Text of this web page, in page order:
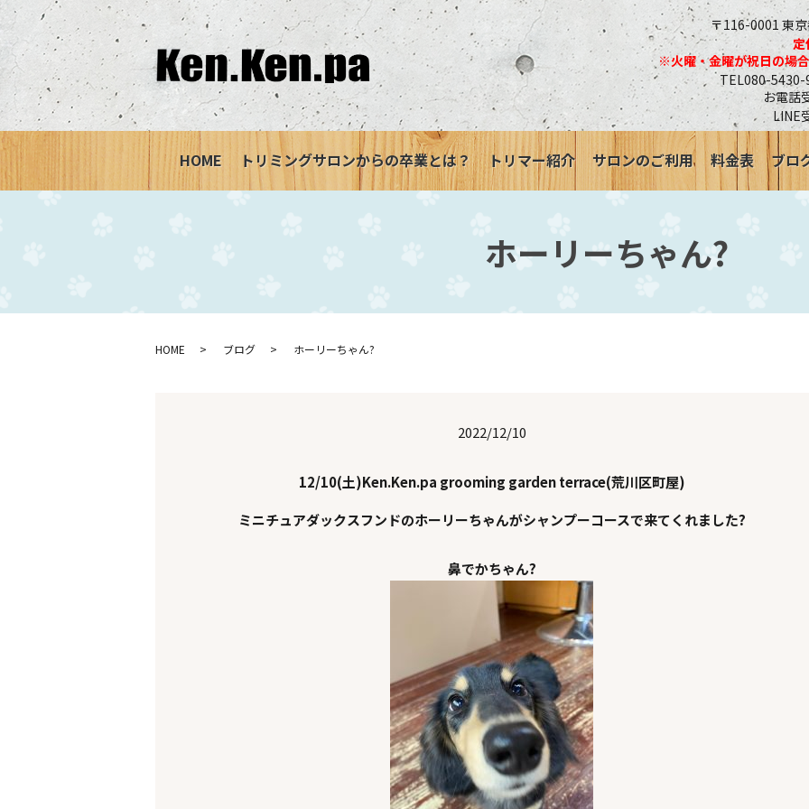
〒116-0001 東
定
※火曜・金曜が祝日の場
TEL080-5430-
お電話
LINE
HOME トリミングサロンからの卒業とは？ トリマー紹介 サロンのご利用 料金表 ブロ
ホーリーちゃん?
HOME ブログ ホーリーちゃん?
2022/12/10
12/10(土)Ken.Ken.pa grooming garden terrace(荒川区町屋)
ミニチュアダックスフンドのホーリーちゃんがシャンプーコースで来てくれました?
鼻でかちゃん?